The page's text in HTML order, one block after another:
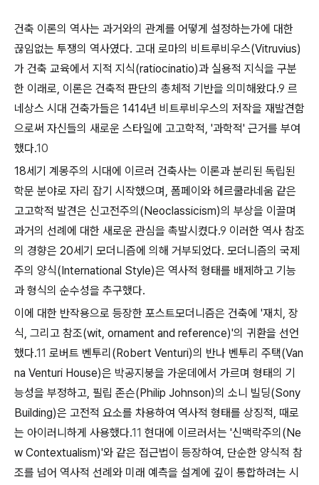
건축 이론의 역사는 과거와의 관계를 어떻게 설정하는가에 대한
끊임없는 투쟁의 역사였다. 고대 로마의 비트루비우스(Vitruvius)
가 건축 교육에서 지적 지식(ratiocinatio)과 실용적 지식을 구분
한 이래로, 이론은 건축적 판단의 총체적 기반을 의미해왔다.9 르
네상스 시대 건축가들은 1414년 비트루비우스의 저작을 재발견함
으로써 자신들의 새로운 스타일에 고고학적, '과학적' 근거를 부여
했다.10
18세기 계몽주의 시대에 이르러 건축사는 이론과 분리된 독립된
학문 분야로 자리 잡기 시작했으며, 폼페이와 헤르쿨라네움 같은
고고학적 발견은 신고전주의(Neoclassicism)의 부상을 이끌며
과거의 선례에 대한 새로운 관심을 촉발시켰다.9 이러한 역사 참조
의 경향은 20세기 모더니즘에 의해 거부되었다. 모더니즘의 국제
주의 양식(International Style)은 역사적 형태를 배제하고 기능
과 형식의 순수성을 추구했다.
이에 대한 반작용으로 등장한 포스트모더니즘은 건축에 '재치, 장
식, 그리고 참조(wit, ornament and reference)'의 귀환을 선언
했다.11 로버트 벤투리(Robert Venturi)의 반나 벤투리 주택(Van
na Venturi House)은 박공지붕을 가운데에서 가르며 형태의 기
능성을 부정하고, 필립 존슨(Philip Johnson)의 소니 빌딩(Sony
Building)은 고전적 요소를 차용하여 역사적 형태를 상징적, 때로
는 아이러니하게 사용했다.11 현대에 이르러서는 '신맥락주의(Ne
w Contextualism)'와 같은 접근법이 등장하여, 단순한 양식적 참
조를 넘어 역사적 선례와 미래 예측을 설계에 깊이 통합하려는 시